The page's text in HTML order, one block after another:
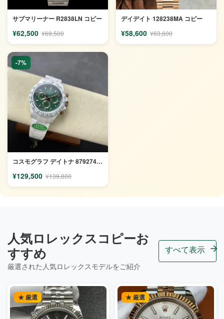
サブマリーナー R2838LN コピー
¥62,500 ¥69,500
デイデイト 128238MA コピー
¥58,600 ¥63,600
-7%
コスモグラフ デイトナ 879274 コピー
¥129,500 ¥139,800
人気ロレックスコピーお
すすめ
厳選された人気ロレックスモデルをご紹介
すべて表示
★ 厳選 ★ 厳選